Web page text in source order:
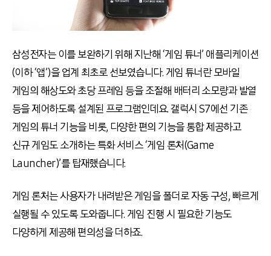
삼성전자는 이를 보완하기 위해 지난해 ‘게임 튜너’ 애플리케이션
(이하 ‘앱’)을 업계 최초로 선보였습니다. 게임 튜너란 모바일
게임의 해상도와 초당 프레임 등을 조절해 배터리 소모량과 발열
등을 제어하도록 설계된 프로그램인데요. 갤럭시 S7에선 기존
게임의 튜너 기능을 비롯, 다양한 편의 기능을 통합 제공하고
신규 게임도 소개하는 특화 서비스 ‘게임 론처(Game
Launcher)’를 탑재했습니다.
게임 론처는 사용자가 내려받은 게임을 폴더로 자동 구성, 빠르게
실행될 수 있도록 도와줍니다. 게임 진행 시 필요한 기능도
다양하게 제공해 편의성을 더하죠.